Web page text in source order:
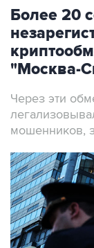
Более 20
"Москва-
Через эти
мошенников,